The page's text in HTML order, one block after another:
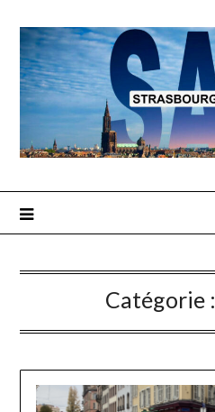
content
Catégorie :